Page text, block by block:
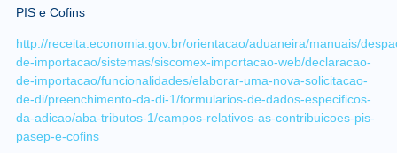
PIS e Cofins
http://receita.economia.gov.br/orientacao/aduaneira/manuais/
de-importacao/sistemas/siscomex-importacao-web/declaracao-
de-importacao/funcionalidades/elaborar-uma-nova-solicitacao-
de-di/preenchimento-da-di-1/formularios-de-dados-especificos-
da-adicao/aba-tributos-1/campos-relativos-as-contribuicoes-pis-
pasep-e-cofins